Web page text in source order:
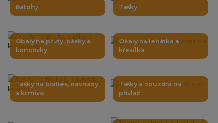
Batohy Tašky
Obaly na pruty, pásky a
koncovky
Obaly na lehátka a
křesílka
Tašky na boilies, návnady
a krmivo
Tašky a pouzdra na
přívlač